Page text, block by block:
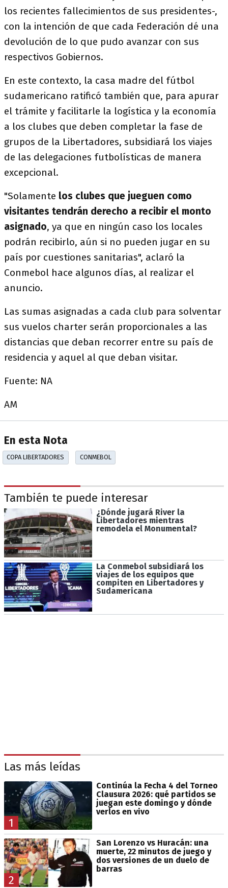
los recientes fallecimientos de sus presidentes-,
con la intención de que cada Federación dé una
devolución de lo que pudo avanzar con sus
respectivos Gobiernos.
En este contexto, la casa madre del fútbol
sudamericano ratificó también que, para apurar
el trámite y facilitarle la logística y la economía
a los clubes que deben completar la fase de
grupos de la Libertadores, subsidiará los viajes
de las delegaciones futbolísticas de manera
excepcional.
"Solamente los clubes que jueguen como
visitantes tendrán derecho a recibir el monto
asignado, ya que en ningún caso los locales
podrán recibirlo, aún si no pueden jugar en su
país por cuestiones sanitarias", aclaró la
Conmebol hace algunos días, al realizar el
anuncio.
Las sumas asignadas a cada club para solventar
sus vuelos charter serán proporcionales a las
distancias que deban recorrer entre su país de
residencia y aquel al que deban visitar.
Fuente: NA
AM
En esta Nota
COPA LIBERTADORES CONMEBOL
También te puede interesar
¿Dónde jugará River la
Libertadores mientras
remodela el Monumental?
La Conmebol subsidiará los
viajes de los equipos que
compiten en Libertadores y
Sudamericana
Las más leídas
1
Continúa la Fecha 4 del Torneo
Clausura 2026: qué partidos se
juegan este domingo y dónde
verlos en vivo
2
San Lorenzo vs Huracán: una
muerte, 22 minutos de juego y
dos versiones de un duelo de
barras